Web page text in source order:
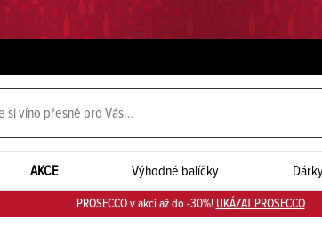
AKCE Výhodné balíčky
PROSECCO v akci až do -30%! UKÁZAT PROSECCO